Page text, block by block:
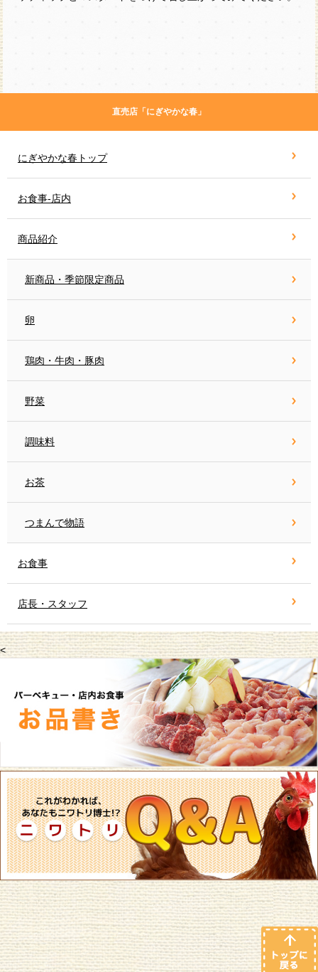
直売店「にぎやかな春」
にぎやかな春トップ
お食事-店内
商品紹介
新商品・季節限定商品
卵
鶏肉・牛肉・豚肉
野菜
調味料
お茶
つまんで物語
お食事
店長・スタッフ
<